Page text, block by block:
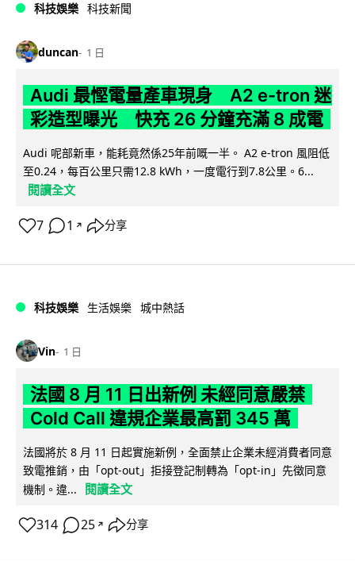
科技娛樂 科技新聞
duncan 1 日
Audi 最慳電量產車現身 A2 e-tron 迷
彩造型曝光 快充 26 分鐘充滿 8 成電
Audi 呢部新車，能耗竟然係25年前嘅一半。 A2 e-tron 風阻低
至0.24，每百公里只需12.8 kWh，一度電行到7.8公里。6...
閱讀全文
7 1 ↗ 分享
科技娛樂 生活娛樂 城中熱話
Vin 1 日
法國 8 月 11 日出新例 未經同意嚴禁
Cold Call 違規企業最高罰 345 萬
法國將於 8 月 11 日起實施新例，全面禁止企業未經消費者同意
致電推銷，由「opt-out」拒接登記制轉為「opt-in」先徵同意
機制。違...
閱讀全文
314 25 ↗ 分享